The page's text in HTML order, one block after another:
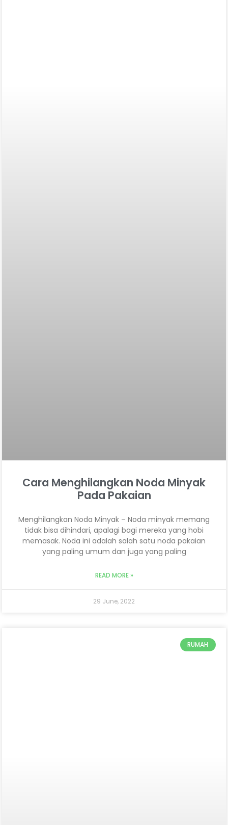
Cara Menghilangkan Noda Minyak
Pada Pakaian
Menghilangkan Noda Minyak – Noda minyak memang
tidak bisa dihindari, apalagi bagi mereka yang hobi
memasak. Noda ini adalah salah satu noda pakaian
yang paling umum dan juga yang paling
READ MORE »
29 June, 2022
RUMAH